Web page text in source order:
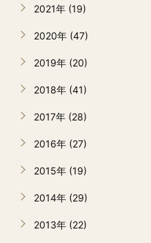
2021年 (19)
2020年 (47)
2019年 (20)
2018年 (41)
2017年 (28)
2016年 (27)
2015年 (19)
2014年 (29)
2013年 (22)